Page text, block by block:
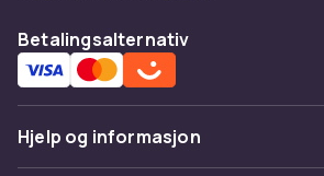
Betalingsalternativ
Hjelp og informasjon